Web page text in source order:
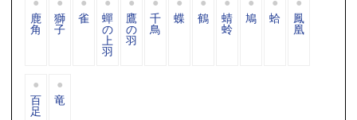
鹿
角
獅
子
雀 蟬
の
上
羽
鷹
の
羽
千
鳥
蝶 鶴 蜻
蛉
鳩 蛤 鳳
凰
百
足
竜